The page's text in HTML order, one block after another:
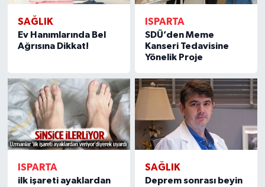
SAĞLIK
Ev Hanımlarında Bel
Ağrısına Dikkat!
ISPARTA
SDÜ’den Meme
Kanseri Tedavisine
Yönelik Proje
ISPARTA
ilk işareti ayaklardan
SAĞLIK
Deprem sonrası beyin